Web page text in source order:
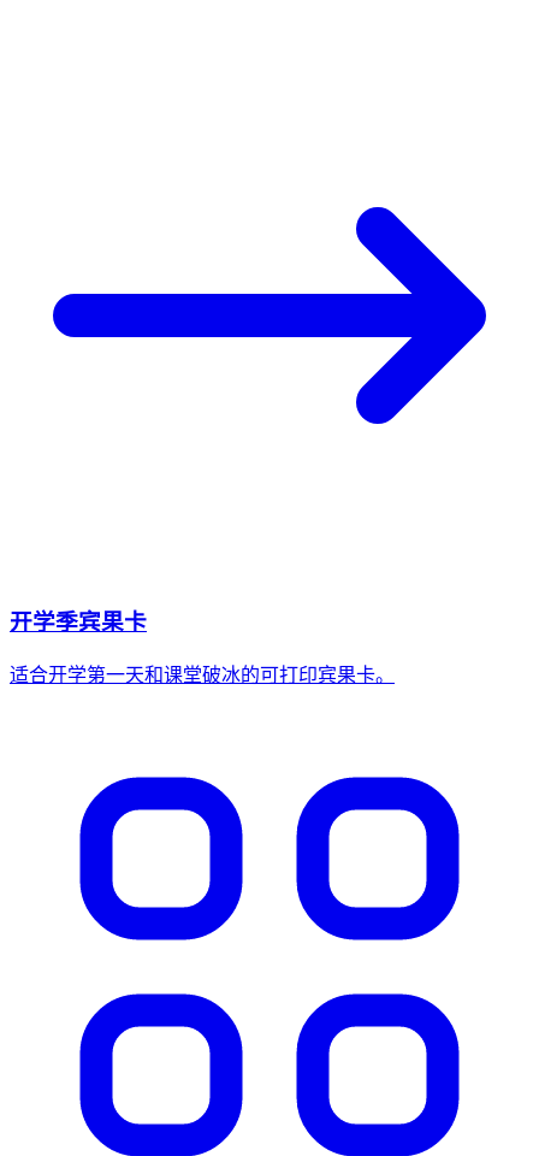
开学季宾果卡
适合开学第一天和课堂破冰的可打印宾果卡。